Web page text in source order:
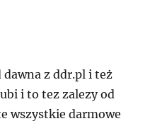
z ddr.pl i też
i to tez zalezy od
wszystkie darmowe